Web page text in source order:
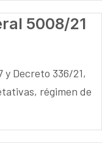
5008/21
y Decreto 336/21,
régimen de